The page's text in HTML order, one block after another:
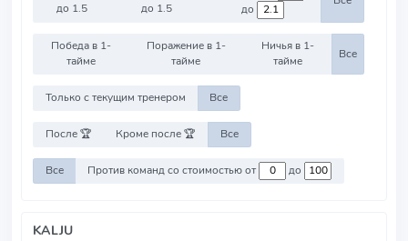
до 1.5
до 1.5
до
Победа в 1-
тайме
Поражение в 1-
тайме
Ничья в 1-
тайме
Все
Только с текущим тренером Все
После 🏆 Кроме после 🏆 Все
Все Против команд со стоимостью от до
KALJU